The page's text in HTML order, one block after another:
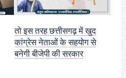
तो इस तरह छत्तीसगढ़ में खुद
कांग्रेस नेताओं के सहयोग से
बनेगी बीजेपी की सरकार